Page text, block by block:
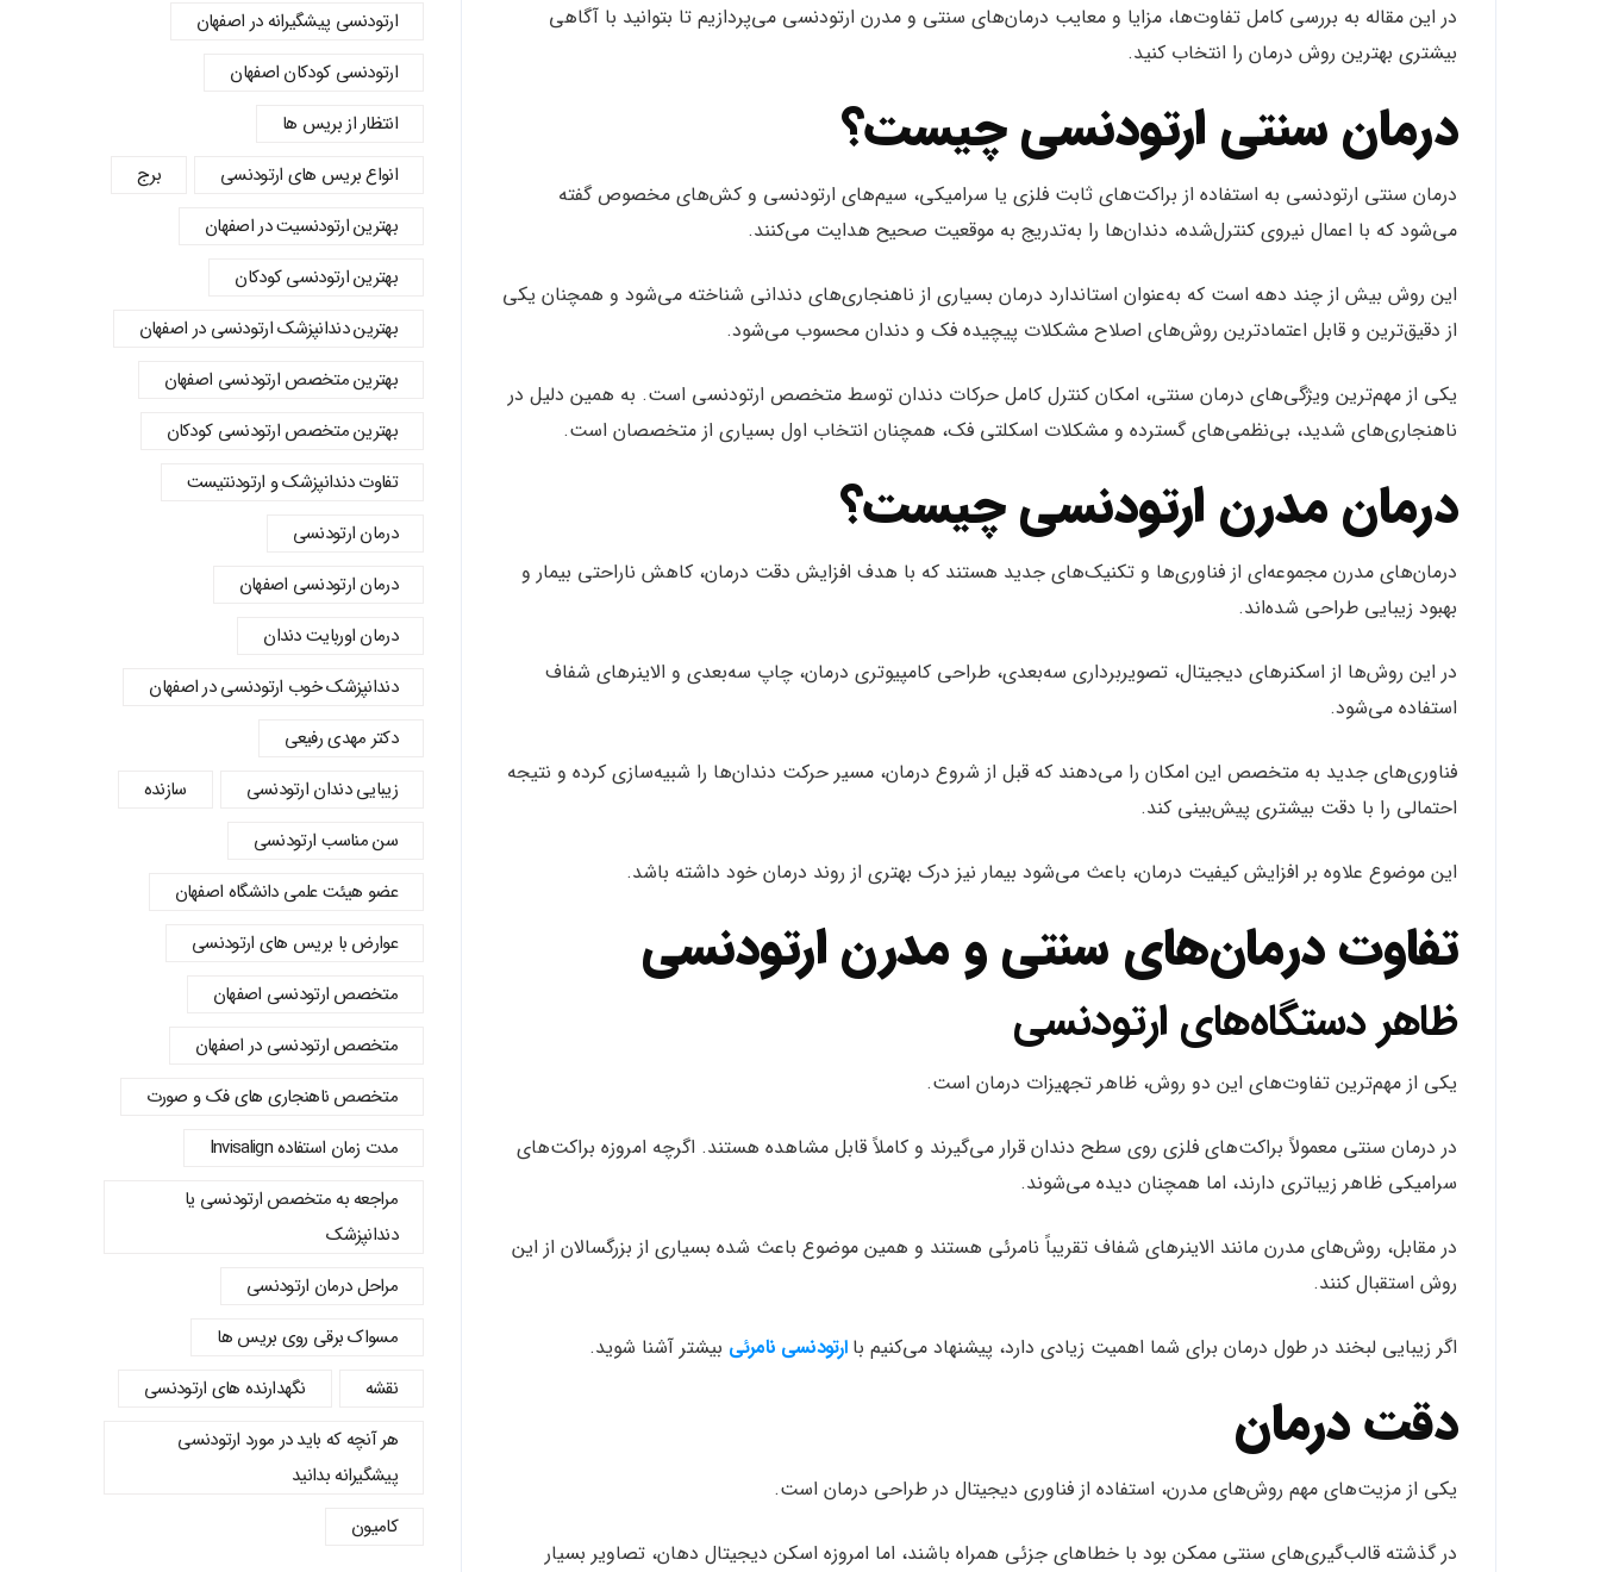
در این مقاله به بررسی کامل تفاوت‌ها، مزایا و معایب درمان‌های سنتی و مدرن ارتودنسی می‌پردازیم تا بتوانید با آگاهی
بیشتری بهترین روش درمان را انتخاب کنید.
درمان سنتی ارتودنسی چیست؟
درمان سنتی ارتودنسی به استفاده از براکت‌های ثابت فلزی یا سرامیکی، سیم‌های ارتودنسی و کش‌های مخصوص گفته
می‌شود که با اعمال نیروی کنترل‌شده، دندان‌ها را به‌تدریج به موقعیت صحیح هدایت می‌کنند.
این روش بیش از چند دهه است که به‌عنوان استاندارد درمان بسیاری از ناهنجاری‌های دندانی شناخته می‌شود و همچنان یکی
از دقیق‌ترین و قابل اعتمادترین روش‌های اصلاح مشکلات پیچیده فک و دندان محسوب می‌شود.
یکی از مهم‌ترین ویژگی‌های درمان سنتی، امکان کنترل کامل حرکات دندان توسط متخصص ارتودنسی است. به همین دلیل در
ناهنجاری‌های شدید، بی‌نظمی‌های گسترده و مشکلات اسکلتی فک، همچنان انتخاب اول بسیاری از متخصصان است.
درمان مدرن ارتودنسی چیست؟
درمان‌های مدرن مجموعه‌ای از فناوری‌ها و تکنیک‌های جدید هستند که با هدف افزایش دقت درمان، کاهش ناراحتی بیمار و
بهبود زیبایی طراحی شده‌اند.
در این روش‌ها از اسکنرهای دیجیتال، تصویربرداری سه‌بعدی، طراحی کامپیوتری درمان، چاپ سه‌بعدی و الاینرهای شفاف
استفاده می‌شود.
فناوری‌های جدید به متخصص این امکان را می‌دهند که قبل از شروع درمان، مسیر حرکت دندان‌ها را شبیه‌سازی کرده و نتیجه
احتمالی را با دقت بیشتری پیش‌بینی کند.
این موضوع علاوه بر افزایش کیفیت درمان، باعث می‌شود بیمار نیز درک بهتری از روند درمان خود داشته باشد.
تفاوت درمان‌های سنتی و مدرن ارتودنسی
ظاهر دستگاه‌های ارتودنسی
یکی از مهم‌ترین تفاوت‌های این دو روش، ظاهر تجهیزات درمان است.
در درمان سنتی معمولاً براکت‌های فلزی روی سطح دندان قرار می‌گیرند و کاملاً قابل مشاهده هستند. اگرچه امروزه براکت‌های
سرامیکی ظاهر زیباتری دارند، اما همچنان دیده می‌شوند.
در مقابل، روش‌های مدرن مانند الاینرهای شفاف تقریباً نامرئی هستند و همین موضوع باعث شده بسیاری از بزرگسالان از این
روش استقبال کنند.
اگر زیبایی لبخند در طول درمان برای شما اهمیت زیادی دارد، پیشنهاد می‌کنیم باارتودنسی نامرئی بیشتر آشنا شوید.
دقت درمان
یکی از مزیت‌های مهم روش‌های مدرن، استفاده از فناوری دیجیتال در طراحی درمان است.
در گذشته قالب‌گیری‌های سنتی ممکن بود با خطاهای جزئی همراه باشند، اما امروزه اسکن دیجیتال دهان، تصاویر بسیار
ارتودنسی پیشگیرانه در اصفهان
ارتودنسی کودکان اصفهان
انتظار از بریس ها
انواع بریس های ارتودنسی
برج
بهترین ارتودنسیت در اصفهان
بهترین ارتودنسی کودکان
بهترین دندانپزشک ارتودنسی در اصفهان
بهترین متخصص ارتودنسی اصفهان
بهترین متخصص ارتودنسی کودکان
تفاوت دندانپزشک و ارتودنتیست
درمان ارتودنسی
درمان ارتودنسی اصفهان
درمان اوربایت دندان
دندانپزشک خوب ارتودنسی در اصفهان
دکتر مهدی رفیعی
زیبایی دندان ارتودنسی
سازنده
سن مناسب ارتودنسی
عضو هیئت علمی دانشگاه اصفهان
عوارض با بریس های ارتودنسی
متخصص ارتودنسی اصفهان
متخصص ارتودنسی در اصفهان
متخصص ناهنجاری های فک و صورت
مدت زمان استفاده Invisalign
مراجعه به متخصص ارتودنسی یا
دندانپزشک
مراحل درمان ارتودنسی
مسواک برقی روی بریس ها
نقشه
نگهدارنده های ارتودنسی
هر آنچه که باید در مورد ارتودنسی
پیشگیرانه بدانید
کامیون